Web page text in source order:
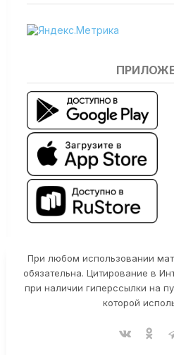
При любом использовании
обязательна. Цитирование в
при наличии гиперссылки на
которой